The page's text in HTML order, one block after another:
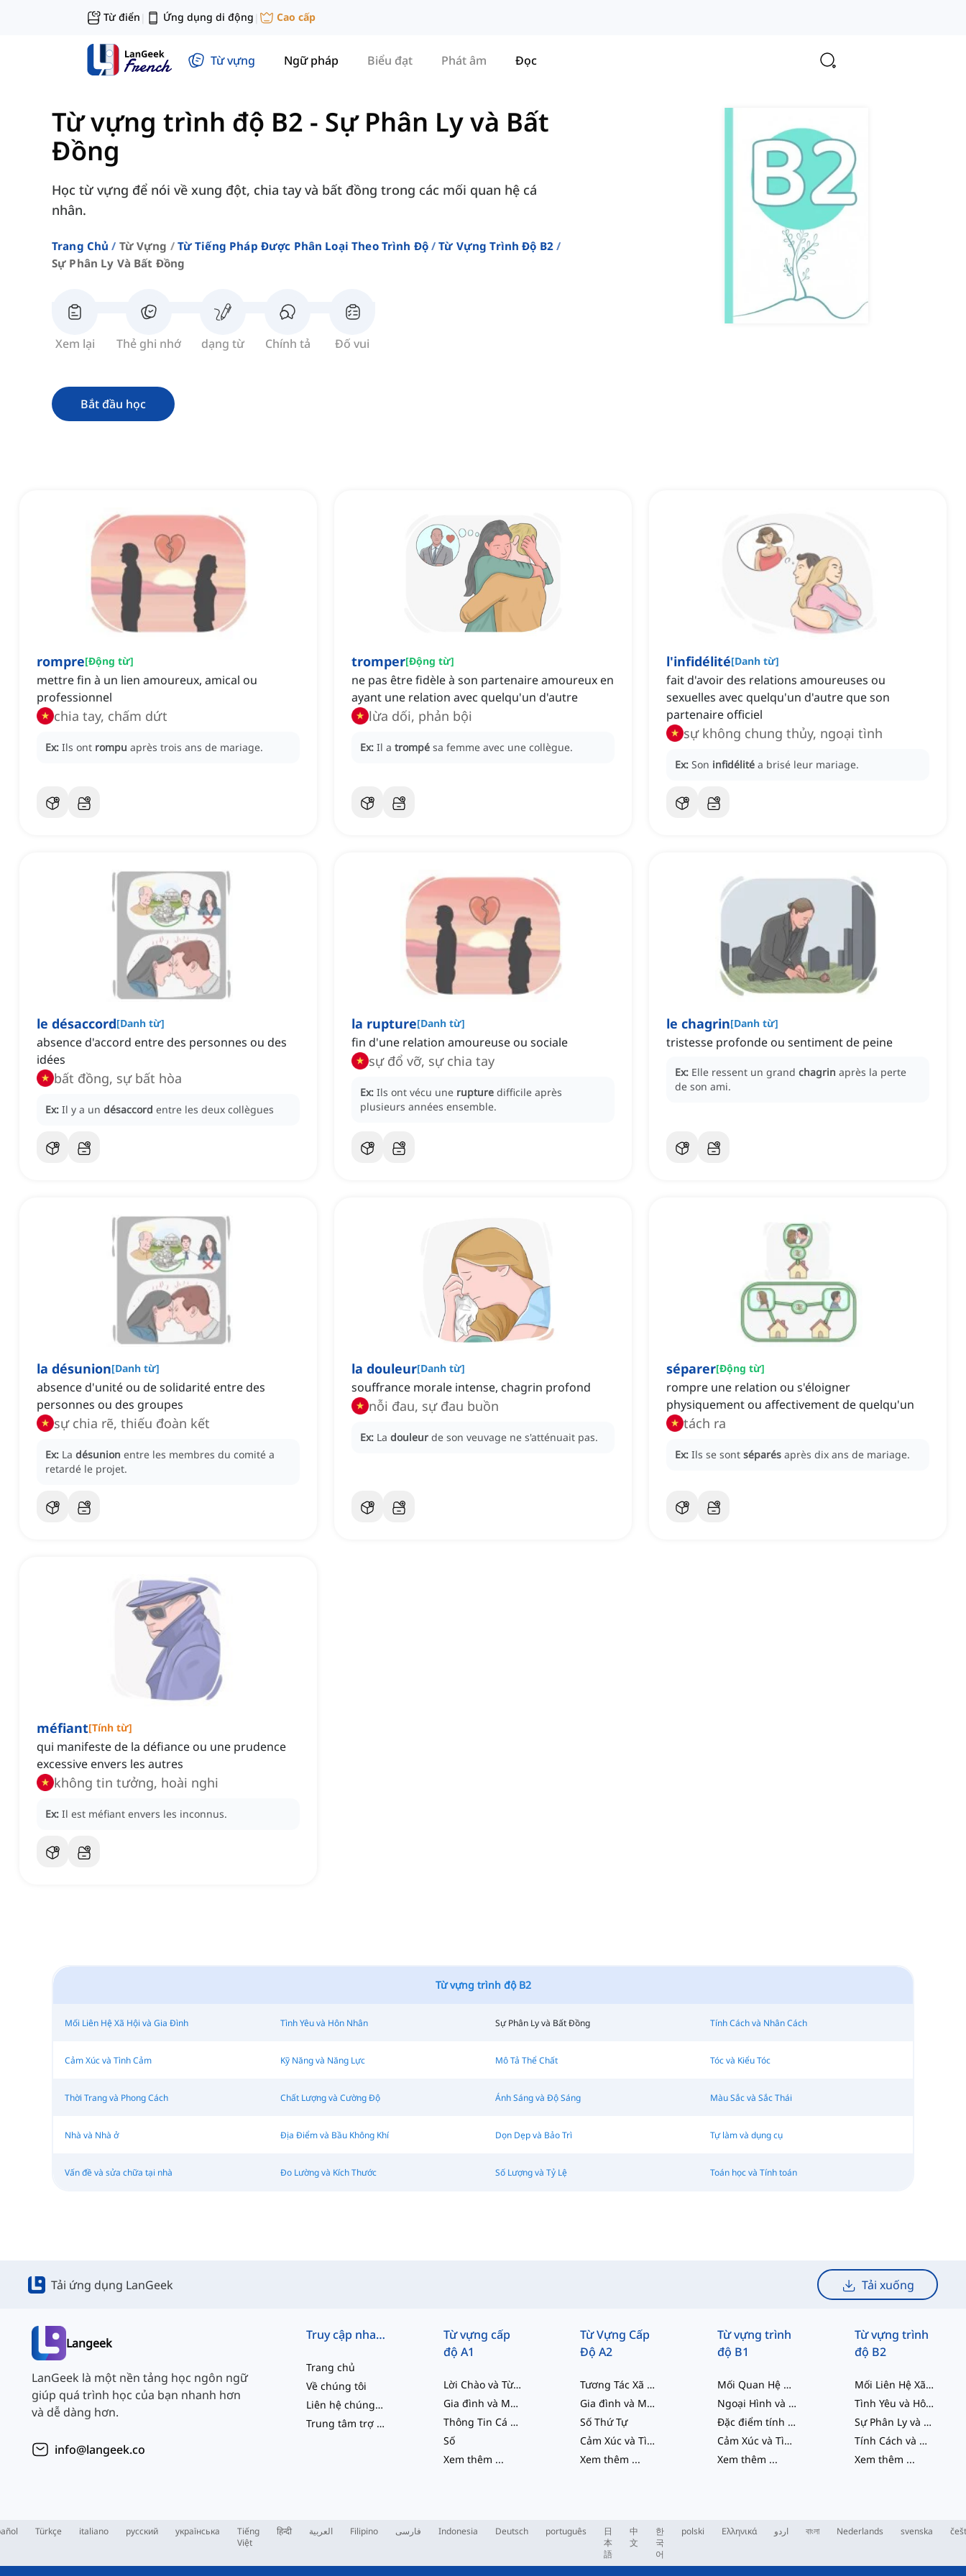
Từ điển | Ứng dụng di động | Cao cấp
Từ vựng Ngữ pháp Biểu đạt Phát âm Đọc
Từ vựng trình độ B2 - Sự Phân Ly và Bất
Đồng
Học từ vựng để nói về xung đột, chia tay và bất đồng trong các mối quan hệ cá
nhân.
Trang Chủ Từ Vựng Từ Tiếng Pháp Được Phân Loại Theo Trình Độ
Từ Vựng Trình Độ B2
Sự Phân Ly Và Bất Đồng
Xem lại Thẻ ghi nhớ dạng từ Chính tả Đố vui
Bắt đầu học
rompre[Động từ]
mettre fin à un lien amoureux, amical ou
professionnel
chia tay, chấm dứt
Ex: Ils ont rompu après trois ans de mariage.
tromper[Động từ]
ne pas être fidèle à son partenaire amoureux en
ayant une relation avec quelqu'un d'autre
lừa dối, phản bội
Ex: Il a trompé sa femme avec une collègue.
l'infidélité[Danh từ]
fait d'avoir des relations amoureuses ou
sexuelles avec quelqu'un d'autre que son
partenaire officiel
sự không chung thủy, ngoại tình
Ex: Son infidélité a brisé leur mariage.
le désaccord[Danh từ]
absence d'accord entre des personnes ou des
idées
bất đồng, sự bất hòa
Ex: Il y a un désaccord entre les deux collègues
la rupture[Danh từ]
fin d'une relation amoureuse ou sociale
sự đổ vỡ, sự chia tay
Ex: Ils ont vécu une rupture difficile après
plusieurs années ensemble.
le chagrin[Danh từ]
tristesse profonde ou sentiment de peine
Ex: Elle ressent un grand chagrin après la perte
de son ami.
la désunion[Danh từ]
absence d'unité ou de solidarité entre des
personnes ou des groupes
sự chia rẽ, thiếu đoàn kết
Ex: La désunion entre les membres du comité a
retardé le projet.
la douleur[Danh từ]
souffrance morale intense, chagrin profond
nỗi đau, sự đau buồn
Ex: La douleur de son veuvage ne s'atténuait pas.
séparer[Động từ]
rompre une relation ou s'éloigner
physiquement ou affectivement de quelqu'un
tách ra
Ex: Ils se sont séparés après dix ans de mariage.
méfiant[Tính từ]
qui manifeste de la défiance ou une prudence
excessive envers les autres
không tin tưởng, hoài nghi
Ex: Il est méfiant envers les inconnus.
Từ vựng trình độ B2
Mối Liên Hệ Xã Hội và Gia Đình Tình Yêu và Hôn Nhân Sự Phân Ly và Bất Đồng Tính Cách và Nhân Cách
Cảm Xúc và Tình Cảm Kỹ Năng và Năng Lực Mô Tả Thể Chất Tóc và Kiểu Tóc
Thời Trang và Phong Cách Chất Lượng và Cường Độ Ánh Sáng và Độ Sáng Màu Sắc và Sắc Thái
Nhà và Nhà ở Địa Điểm và Bầu Không Khí Dọn Dẹp và Bảo Trì Tự làm và dụng cụ
Vấn đề và sửa chữa tại nhà Đo Lường và Kích Thước Số Lượng và Tỷ Lệ Toán học và Tính toán
Tải ứng dụng LanGeek Tải xuống
Langeek
LanGeek là một nền tảng học ngôn ngữ
giúp quá trình học của bạn nhanh hơn
và dễ dàng hơn.
info@langeek.co
Truy cập nhanh
Trang chủ
Về chúng tôi
Liên hệ chúng tôi
Trung tâm trợ giúp
Từ vựng cấp
độ A1
Lời Chào và Từ Ngữ Cho Người Mới Bắt Đầu
Gia đình và Mối quan hệ
Thông Tin Cá Nhân
Số
Xem thêm ...
Từ Vựng Cấp
Độ A2
Tương Tác Xã Hội
Gia đình và Mối quan hệ
Số Thứ Tự
Cảm Xúc và Tình Cảm
Xem thêm ...
Từ vựng trình
độ B1
Mối Quan Hệ Gia Đình và Tình Yêu
Ngoại Hình và Sức Hút
Đặc điểm tính cách
Cảm Xúc và Tình Cảm
Xem thêm ...
Từ vựng trình
độ B2
Mối Liên Hệ Xã Hội và Gia Đình
Tình Yêu và Hôn Nhân
Sự Phân Ly và Bất Đồng
Tính Cách và Nhân Cách
Xem thêm ...
Türkçe italiano русский українська
Tiếng
Việt
हिन्दी العربية Filipino فارسی Indonesia Deutsch português
日
本
語
中
文
한
국
어
polski Ελληνικά اردو বাংলা Nederlands svenska